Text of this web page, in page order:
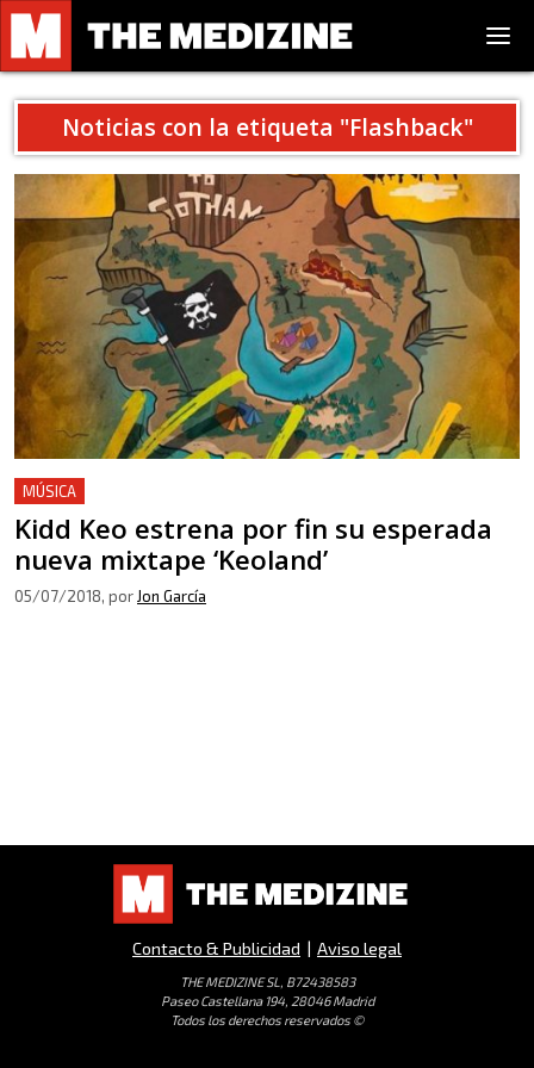
Noticias con la etiqueta "Flashback"
MÚSICA
Kidd Keo estrena por fin su esperada
nueva mixtape ‘Keoland’
05/07/2018, por Jon García
Contacto & Publicidad | Aviso legal
THE MEDIZINE SL, B72438583
Paseo Castellana 194, 28046 Madrid
Todos los derechos reservados ©